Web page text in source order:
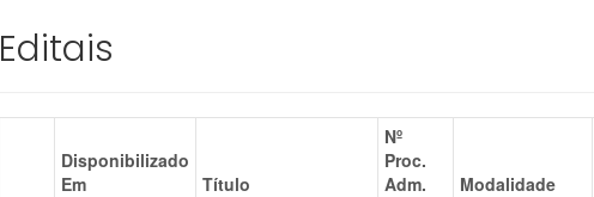
Editais
Disponibilizado
Em
Título
Nº
Proc.
Adm.
Modalidade